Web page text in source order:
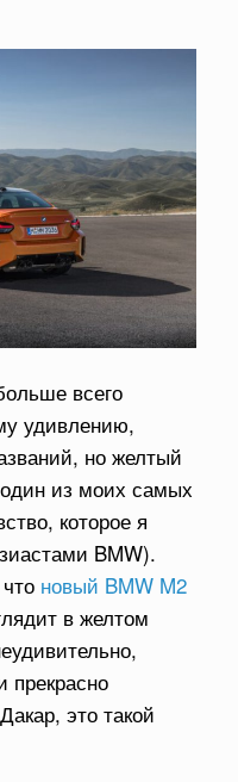
всего
удивлению,
но желтый
из моих самых
которое я
BMW).
новый BMW M2
в желтом
прекрасно
это такой